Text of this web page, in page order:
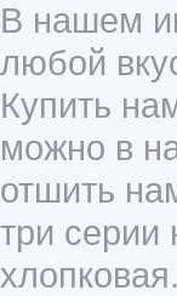
В нашем
любой
Купить
можно в
отшить
три серии